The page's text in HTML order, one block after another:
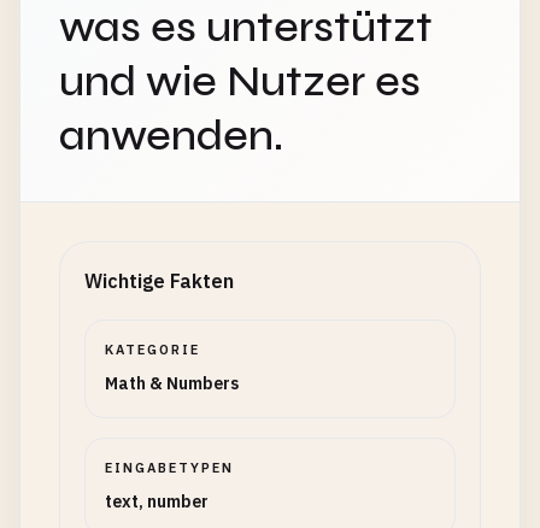
was es unterstützt
und wie Nutzer es
anwenden.
Wichtige Fakten
KATEGORIE
Math & Numbers
EINGABETYPEN
text, number